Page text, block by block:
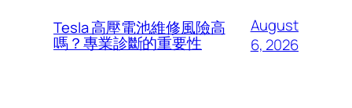
Tesla 高壓電池維修風險高
嗎？專業診斷的重要性
August
6, 2026